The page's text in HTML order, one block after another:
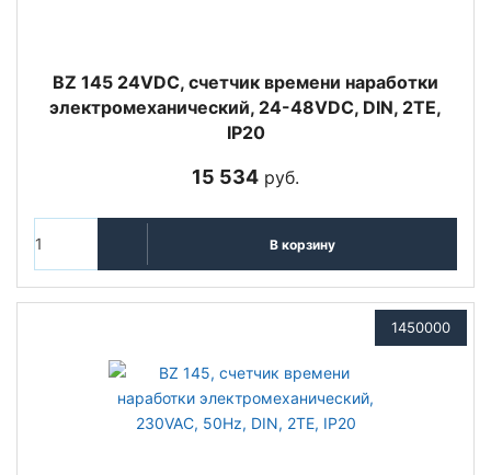
BZ 145 24VDC, счетчик времени наработки
электромеханический, 24-48VDC, DIN, 2ТЕ,
IP20
15 534 руб.
В корзину
1450000